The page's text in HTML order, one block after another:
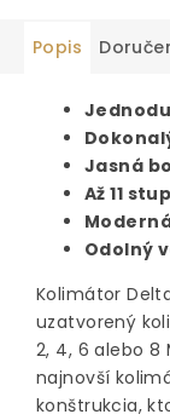
Popis
Jasná
Až 11
Odolný
Kolimátor
uzatvorený
2, 4, 6 alebo 8
najnovší
konštrukcia,